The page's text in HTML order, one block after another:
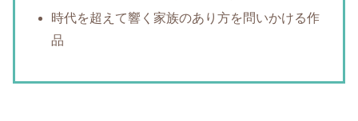
時代を超えて響く家族のあり方を問いかける作
品